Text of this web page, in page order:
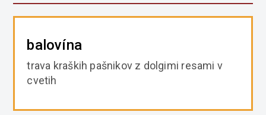
balovína
trava kraških pašnikov z dolgimi resami v
cvetih